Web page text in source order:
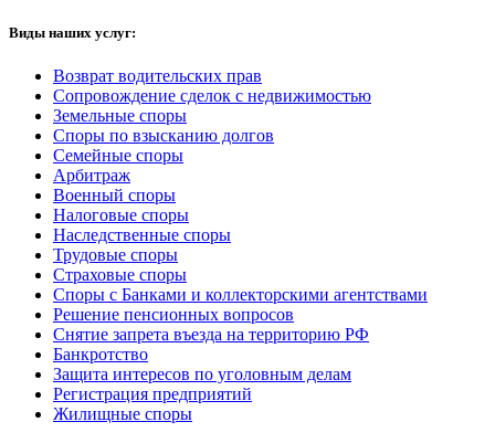
Виды наших услуг:
Возврат водительских прав
Сопровождение сделок с недвижимостью
Земельные споры
Споры по взысканию долгов
Семейные споры
Арбитраж
Военный споры
Налоговые споры
Наследственные споры
Трудовые споры
Страховые споры
Споры с Банками и коллекторскими агентствами
Решение пенсионных вопросов
Снятие запрета въезда на территорию РФ
Банкротство
Защита интересов по уголовным делам
Регистрация предприятий
Жилищные споры